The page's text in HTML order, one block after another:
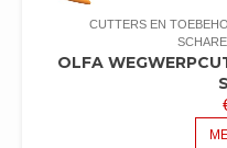
CUTTERS EN
OLFA